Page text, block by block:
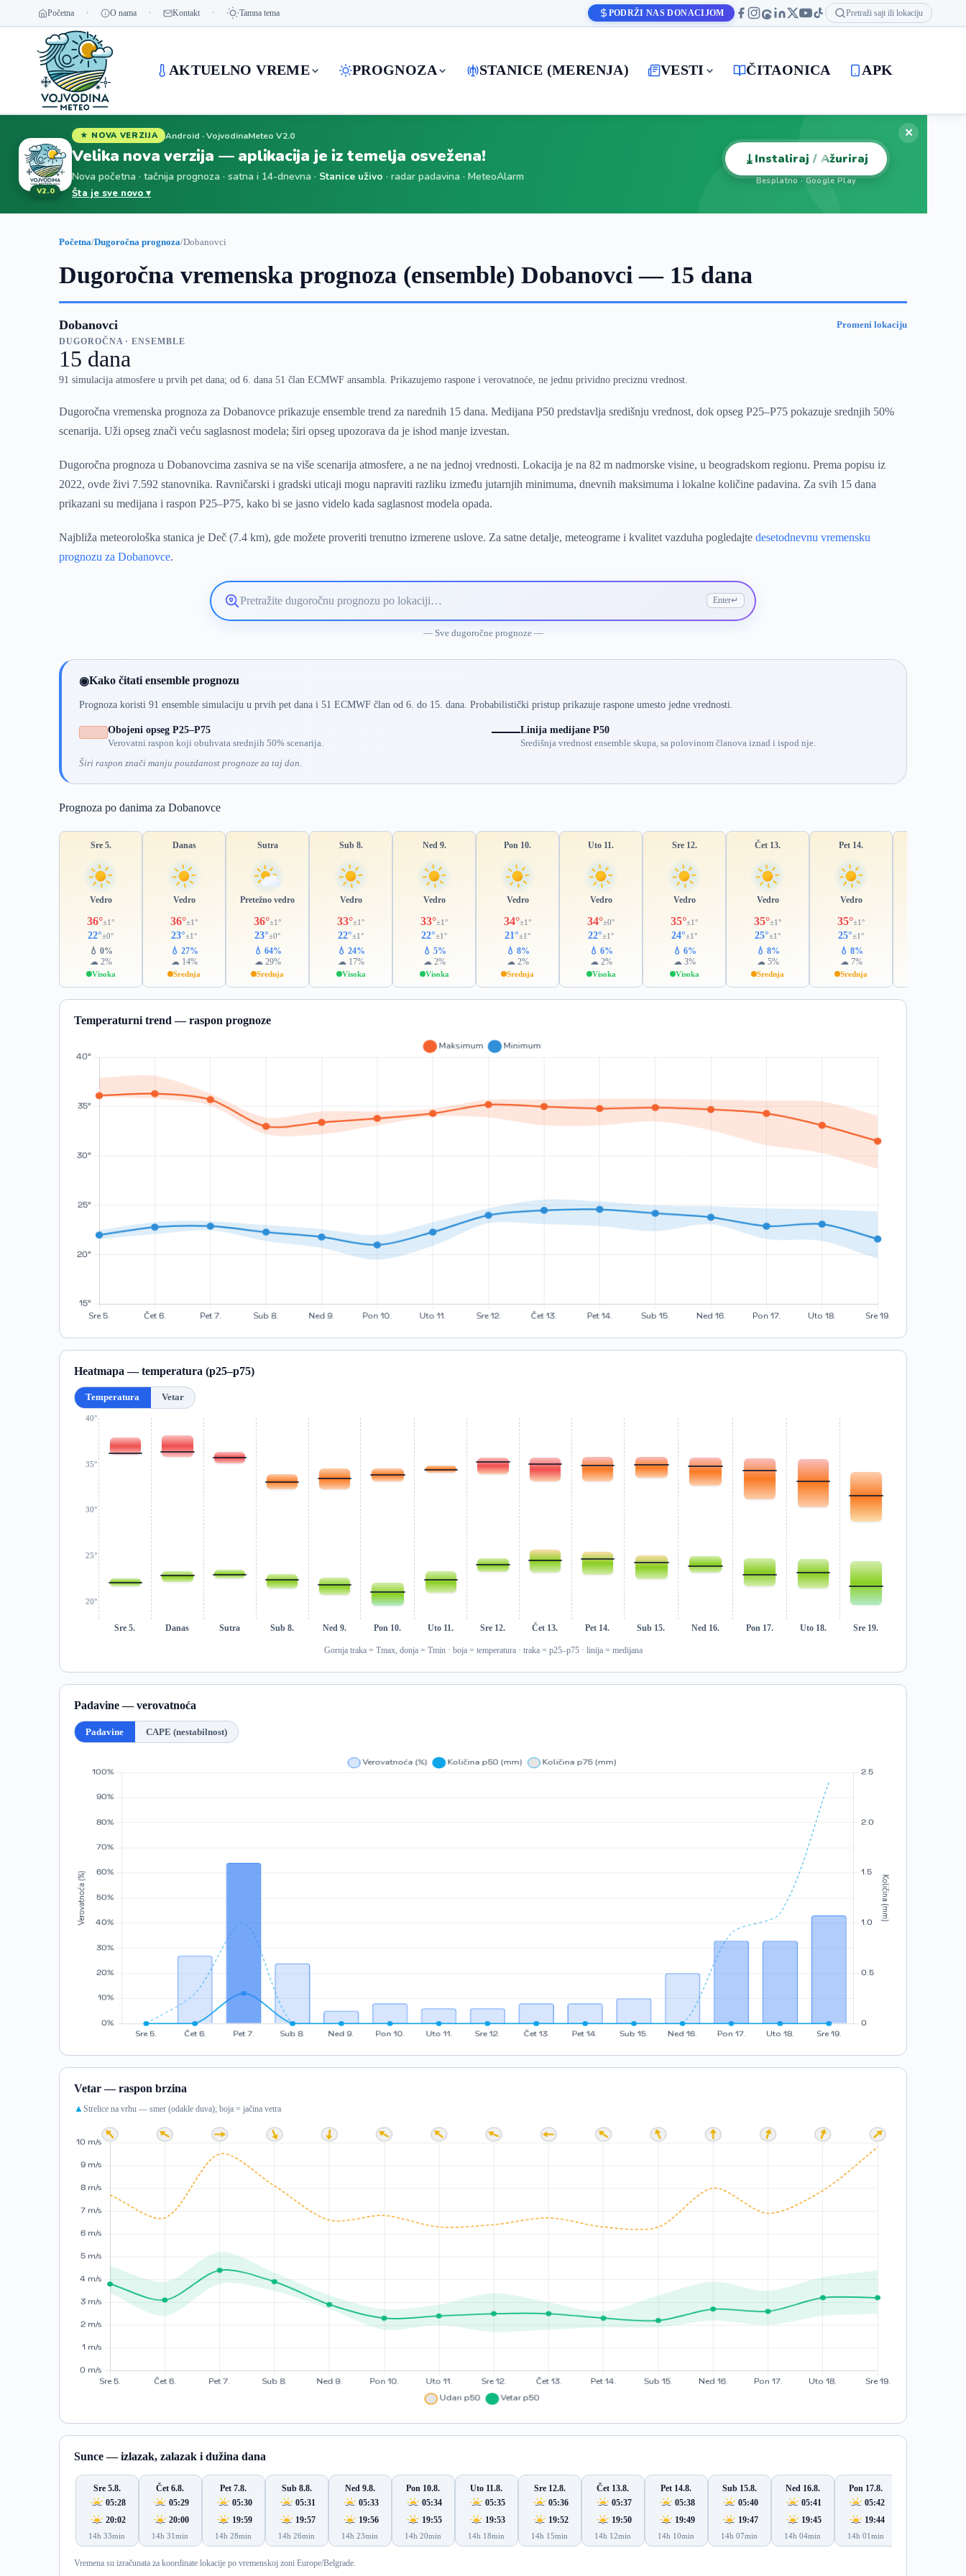
Početna O nama Kontakt Tamna tema PODRŽI NAS DONACIJOM Pretraži sajt ili lokaciju
AKTUELNO VREME PROGNOZA STANICE (MERENJA) VESTI ČITAONICA APK
V2.0
★ NOVA VERZIJA Android · VojvodinaMeteo V2.0
Velika nova verzija — aplikacija je iz temelja osvežena!
Nova početna · tačnija prognoza · satna i 14-dnevna · Stanice uživo · radar padavina · MeteoAlarm
Šta je sve novo ▾
⤓Instaliraj / Ažuriraj
Besplatno · Google Play
✕
Početna/Dugoročna prognoza/Dobanovci
Dugoročna vremenska prognoza (ensemble) Dobanovci — 15 dana
Dobanovci Promeni lokaciju
DUGOROČNA · ENSEMBLE
15 dana
91 simulacija atmosfere u prvih pet dana; od 6. dana 51 član ECMWF ansambla. Prikazujemo raspone i verovatnoće, ne jednu prividno preciznu vrednost.
Dugoročna vremenska prognoza za Dobanovce prikazuje ensemble trend za narednih 15 dana. Medijana P50 predstavlja središnju vrednost, dok opseg P25–P75 pokazuje srednjih 50%
scenarija. Uži opseg znači veću saglasnost modela; širi opseg upozorava da je ishod manje izvestan.
Dugoročna prognoza u Dobanovcima zasniva se na više scenarija atmosfere, a ne na jednoj vrednosti. Lokacija je na 82 m nadmorske visine, u beogradskom regionu. Prema popisu iz
2022, ovde živi 7.592 stanovnika. Ravničarski i gradski uticaji mogu napraviti razliku između jutarnjih minimuma, dnevnih maksimuma i lokalne količine padavina. Za svih 15 dana
prikazani su medijana i raspon P25–P75, kako bi se jasno videlo kada saglasnost modela opada.
Najbliža meteorološka stanica je Deč (7.4 km), gde možete proveriti trenutno izmerene uslove. Za satne detalje, meteograme i kvalitet vazduha pogledajtedesetodnevnu vremensku
prognozu za Dobanovce.
Pretražite
lokaciju
Enter↵
— Sve dugoročne prognoze —
◉Kako čitati ensemble prognozu
Prognoza koristi 91 ensemble simulaciju u prvih pet dana i 51 ECMWF član od 6. do 15. dana. Probabilistički pristup prikazuje raspone umesto jedne vrednosti.
Obojeni opseg P25–P75
Verovatni raspon koji obuhvata srednjih 50% scenarija.
Linija medijane P50
Središnja vrednost ensemble skupa, sa polovinom članova iznad i ispod nje.
Širi raspon znači manju pouzdanost prognoze za taj dan.
Prognoza po danima za Dobanovce
Sre 5.
Vedro
36°±1°
22°±0°
💧 0%
☁ 2%
Visoka
Danas
Vedro
36°±1°
23°±1°
💧 27%
☁ 14%
Srednja
Sutra
Pretežno vedro
36°±1°
23°±0°
💧 64%
☁ 29%
Srednja
Sub 8.
Vedro
33°±1°
22°±1°
💧 24%
☁ 17%
Visoka
Ned 9.
Vedro
33°±1°
22°±1°
💧 5%
☁ 2%
Visoka
Pon 10.
Vedro
34°±1°
21°±1°
💧 8%
☁ 2%
Srednja
Uto 11.
Vedro
34°±0°
22°±1°
💧 6%
☁ 2%
Visoka
Sre 12.
Vedro
35°±1°
24°±1°
💧 6%
☁ 3%
Visoka
Čet 13.
Vedro
35°±1°
25°±1°
💧 8%
☁ 5%
Srednja
Pet 14.
Vedro
35°±1°
25°±1°
💧 8%
☁ 7%
Srednja
Temperaturni trend — raspon prognoze
Heatmapa — temperatura (p25–p75)
Temperatura Vetar
20°
25°
30°
35°
40°
Sre 5. Danas Sutra Sub 8. Ned 9. Pon 10. Uto 11. Sre 12. Čet 13. Pet 14. Sub 15. Ned 16. Pon 17. Uto 18. Sre 19.
Gornja traka = Tmax, donja = Tmin · boja = temperatura · traka = p25–p75 · linija = medijana
Padavine — verovatnoća
Padavine CAPE (nestabilnost)
Vetar — raspon brzina
▲Strelice na vrhu — smer (odakle duva); boja = jačina vetra
Sunce — izlazak, zalazak i dužina dana
Sre 5.8.
05:28
20:02
14h 33min
Čet 6.8.
05:29
20:00
14h 31min
Pet 7.8.
05:30
19:59
14h 28min
Sub 8.8.
05:31
19:57
14h 26min
Ned 9.8.
05:33
19:56
14h 23min
Pon 10.8.
05:34
19:55
14h 20min
Uto 11.8.
05:35
19:53
14h 18min
Sre 12.8.
05:36
19:52
14h 15min
Čet 13.8.
05:37
19:50
14h 12min
Pet 14.8.
05:38
19:49
14h 10min
Sub 15.8.
05:40
19:47
14h 07min
Ned 16.8.
05:41
19:45
14h 04min
Pon 17.8.
05:42
19:44
14h 01min
Vremena su izračunata za koordinate lokacije po vremenskoj zoni Europe/Belgrade.